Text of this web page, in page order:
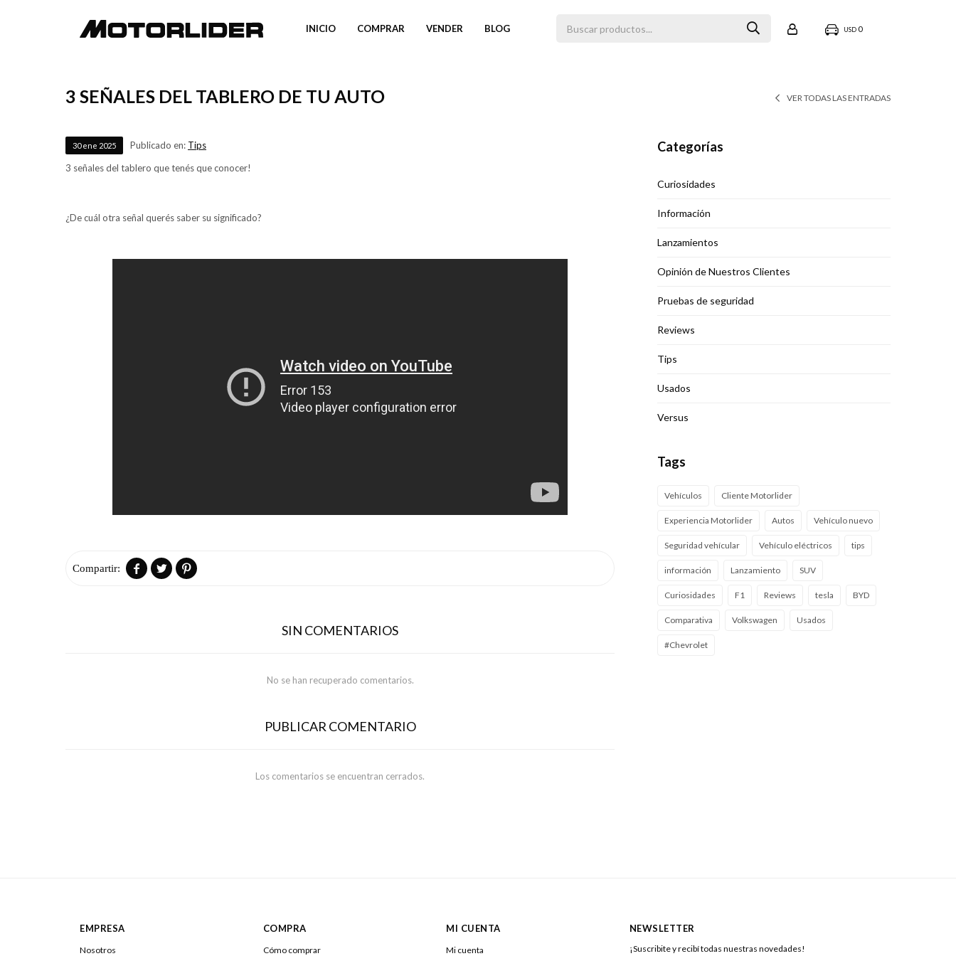
INICIO COMPRAR VENDER BLOG USD 0
3 SEÑALES DEL TABLERO DE TU AUTO VER TODAS LAS ENTRADAS
30 ene 2025 Publicado en: Tips
3 señales del tablero que tenés que conocer!
¿De cuál otra señal querés saber su significado?
  
SIN COMENTARIOS
No se han recuperado comentarios.
PUBLICAR COMENTARIO
Los comentarios se encuentran cerrados.
Categorías
Curiosidades
Información
Lanzamientos
Opinión de Nuestros Clientes
Pruebas de seguridad
Reviews
Tips
Usados
Versus
Tags
Vehículos Cliente Motorlider
Experiencia Motorlider Autos Vehículo nuevo
Seguridad vehícular Vehículo eléctricos tips
información Lanzamiento SUV
Curiosidades F1 Reviews tesla BYD
Comparativa Volkswagen Usados
#Chevrolet
EMPRESA
Nosotros
COMPRA
Cómo comprar
MI CUENTA
Mi cuenta
NEWSLETTER
¡Suscribite y recibí todas nuestras novedades!